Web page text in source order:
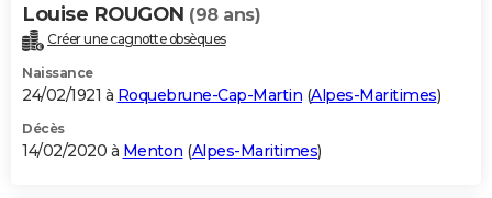
Louise ROUGON (98 ans)
Créer une cagnotte obsèques
Naissance
24/02/1921 à Roquebrune-Cap-Martin (Alpes-Maritimes)
Décès
14/02/2020 à Menton (Alpes-Maritimes)